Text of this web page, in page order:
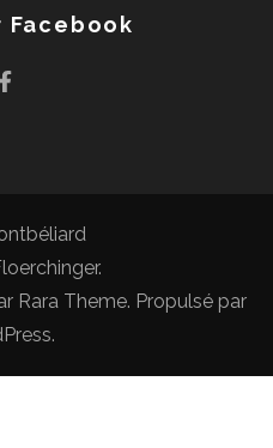
Facebook
.
Rara Theme. Propulsé par
.